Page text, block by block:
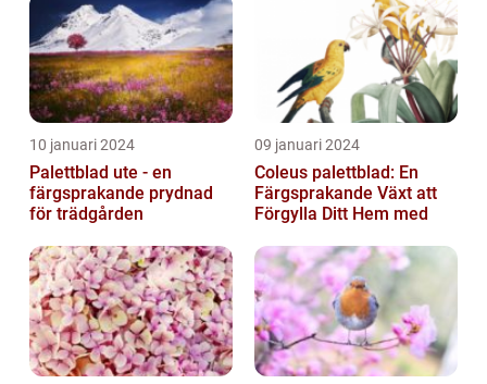
10 januari 2024
Palettblad ute - en
färgsprakande prydnad
för trädgården
09 januari 2024
Coleus palettblad: En
Färgsprakande Växt att
Förgylla Ditt Hem med